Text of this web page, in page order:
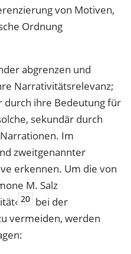
von Motiven,
Ordnung
abgrenzen und
Narrativitätsrelevanz;
durch ihre Bedeutung für
sekundär durch
Im
zweitgenannter
erkennen. Um die von
M. Salz
20 bei der
vermeiden, werden